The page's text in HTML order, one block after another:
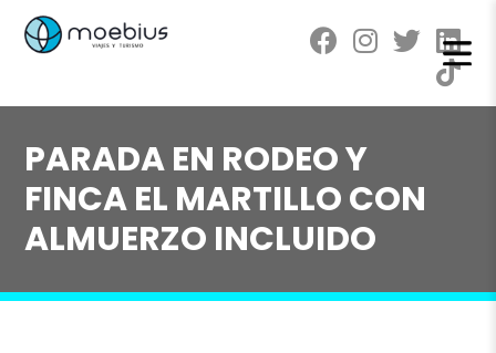
PARADA EN RODEO Y
FINCA EL MARTILLO CON
ALMUERZO INCLUIDO